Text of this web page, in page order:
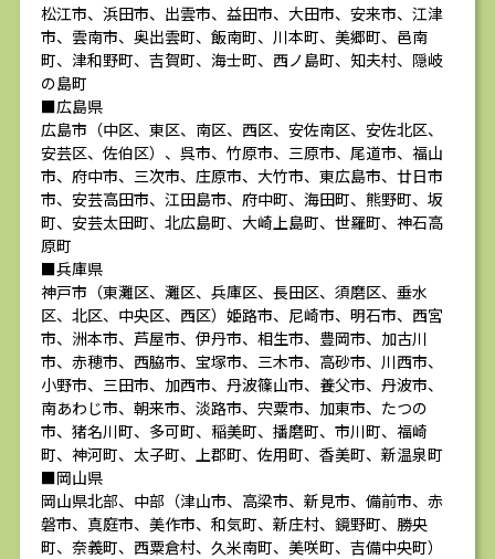
松江市、浜田市、出雲市、益田市、大田市、安来市、江津
市、雲南市、奥出雲町、飯南町、川本町、美郷町、邑南
町、津和野町、吉賀町、海士町、西ノ島町、知夫村、隠岐
の島町
■広島県
広島市（中区、東区、南区、西区、安佐南区、安佐北区、
安芸区、佐伯区）、呉市、竹原市、三原市、尾道市、福山
市、府中市、三次市、庄原市、大竹市、東広島市、廿日市
市、安芸高田市、江田島市、府中町、海田町、熊野町、坂
町、安芸太田町、北広島町、大崎上島町、世羅町、神石高
原町
■兵庫県
神戸市（東灘区、灘区、兵庫区、長田区、須磨区、垂水
区、北区、中央区、西区）姫路市、尼崎市、明石市、西宮
市、洲本市、芦屋市、伊丹市、相生市、豊岡市、加古川
市、赤穂市、西脇市、宝塚市、三木市、高砂市、川西市、
小野市、三田市、加西市、丹波篠山市、養父市、丹波市、
南あわじ市、朝来市、淡路市、宍粟市、加東市、たつの
市、猪名川町、多可町、稲美町、播磨町、市川町、福崎
町、神河町、太子町、上郡町、佐用町、香美町、新温泉町
■岡山県
岡山県北部、中部（津山市、高梁市、新見市、備前市、赤
磐市、真庭市、美作市、和気町、新庄村、鏡野町、勝央
町、奈義町、西粟倉村、久米南町、美咲町、吉備中央町）